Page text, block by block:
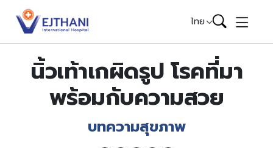
Skip to content
ไทย
นิ้วเท้าเกผิดรูป โรคที่มา
พร้อมกับความสวย
บทความสุขภาพ